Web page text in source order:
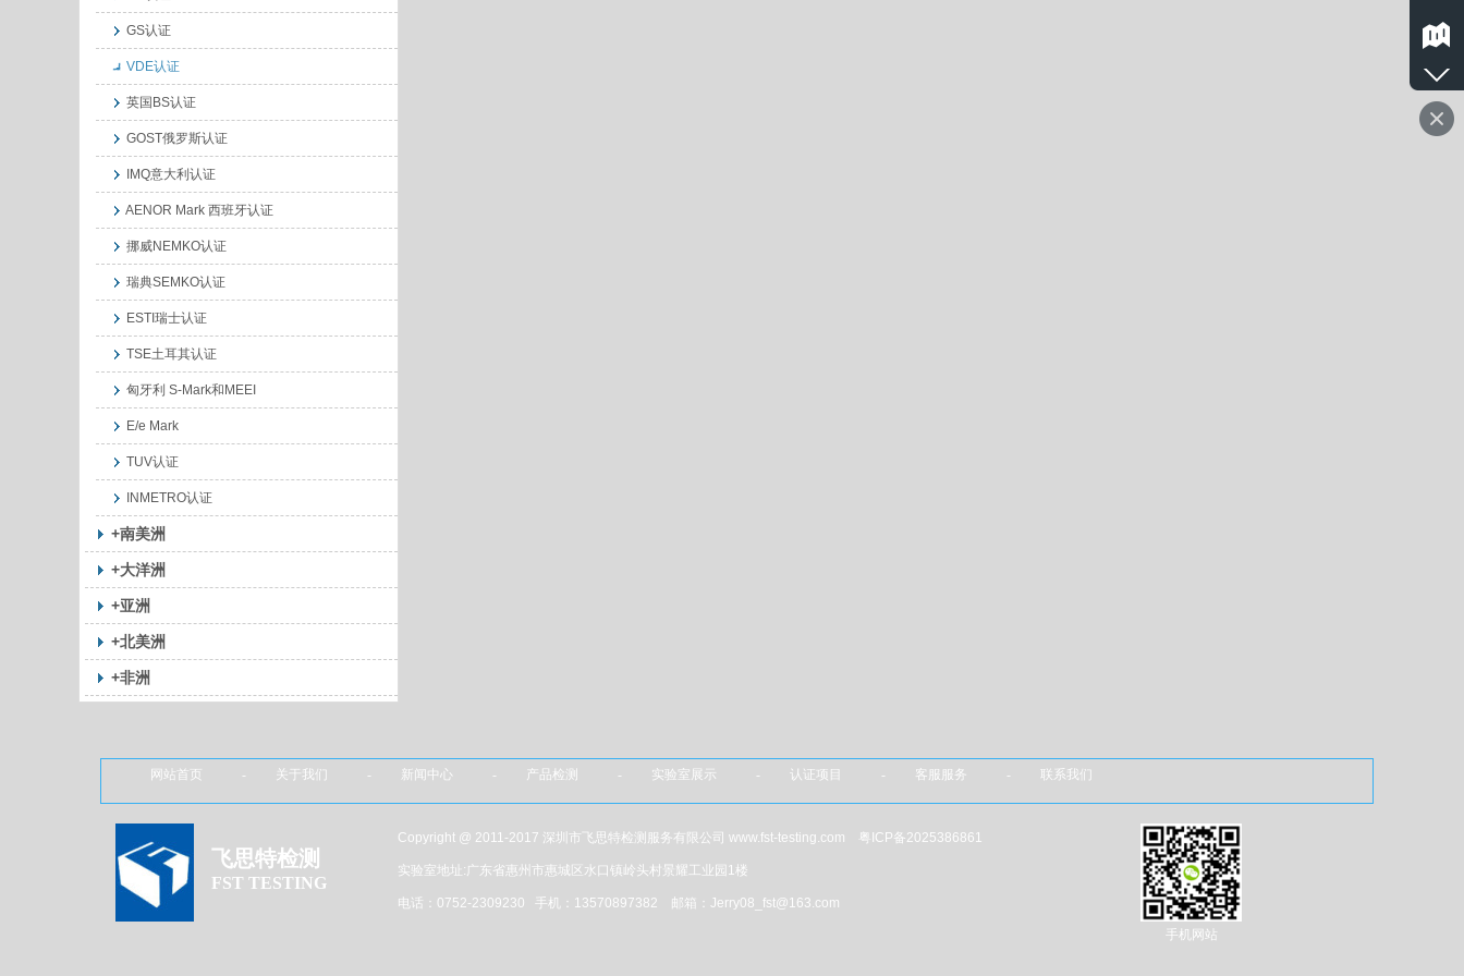
GS认证
VDE认证
英国BS认证
GOST俄罗斯认证
IMQ意大利认证
AENOR Mark 西班牙认证
挪威NEMKO认证
瑞典SEMKO认证
ESTI瑞士认证
TSE土耳其认证
匈牙利 S-Mark和MEEI
E/e Mark
TUV认证
INMETRO认证
+南美洲
+大洋洲
+亚洲
+北美洲
+非洲
Copyright @ 2011-2017 深圳市飞思特检测服务有限公司 www.fst-testing.com 粤ICP备2025386861
实验室地址:广东省惠州市惠城区水口镇岭头村景耀工业园1楼
电话：0752-2309230 手机：13570897382 邮箱：Jerry08_fst@163.com
网站首页 - 关于我们 - 新闻中心 - 产品检测 - 实验室展示 - 认证项目 - 客服服务 - 联系我们
手机网站
飞思特检测
FST TESTING